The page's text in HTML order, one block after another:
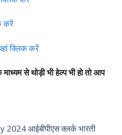
करें
क्लिक करें
से थोड़ी भी हेल्प भी हो तो आप
आईबीपीएस क्लर्क भारती